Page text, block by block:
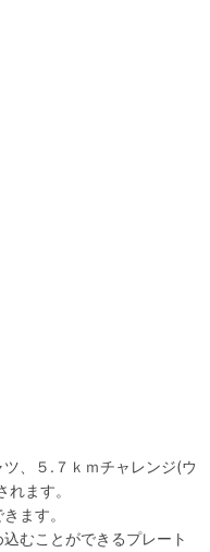
、５.７ｋｍチャレンジ(ウ
ます。
ます。
むことができるプレート